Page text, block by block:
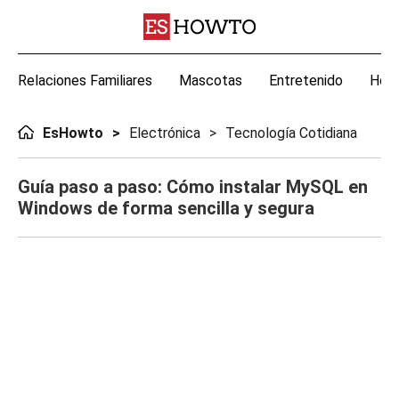
Relaciones Familiares Mascotas Entretenido
EsHowto Electrónica Tecnología Cotidiana
Guía paso a paso: Cómo instalar MySQL en
Windows de forma sencilla y segura